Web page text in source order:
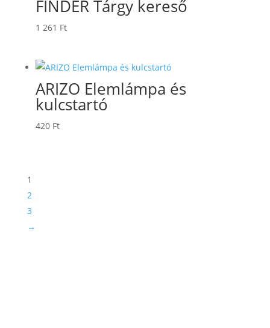
FINDER Tárgy kereső
1 261 Ft
ARIZO Elemlámpa és
kulcstartó
420 Ft
1
2
3
→